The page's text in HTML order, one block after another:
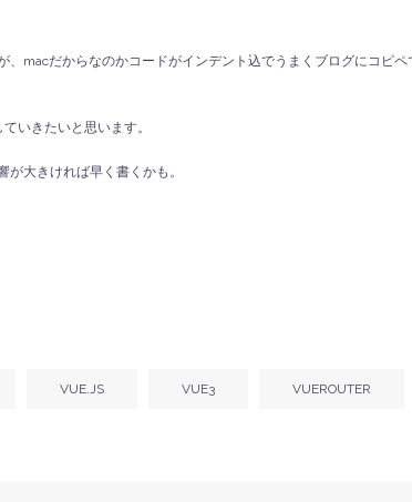
macだからなのかコードがインデント込でうまくブログにコピ
いきたいと思います。
大きければ早く書くかも。
VUE.JS VUE3 VUEROUTER